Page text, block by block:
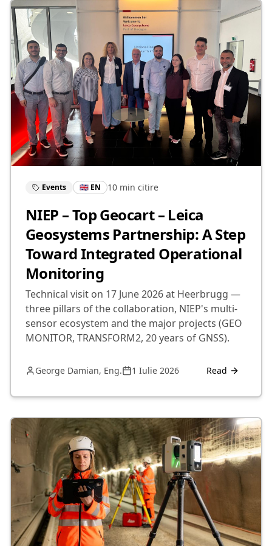
Events 🇬🇧 EN 10 min citire
NIEP – Top Geocart – Leica
Geosystems Partnership: A Step
Toward Integrated Operational
Monitoring
Technical visit on 17 June 2026 at Heerbrugg —
three pillars of the collaboration, NIEP's multi-
sensor ecosystem and the major projects (GEO
MONITOR, TRANSFORM2, 20 years of GNSS).
George Damian, Eng. 1 Iulie 2026 Read